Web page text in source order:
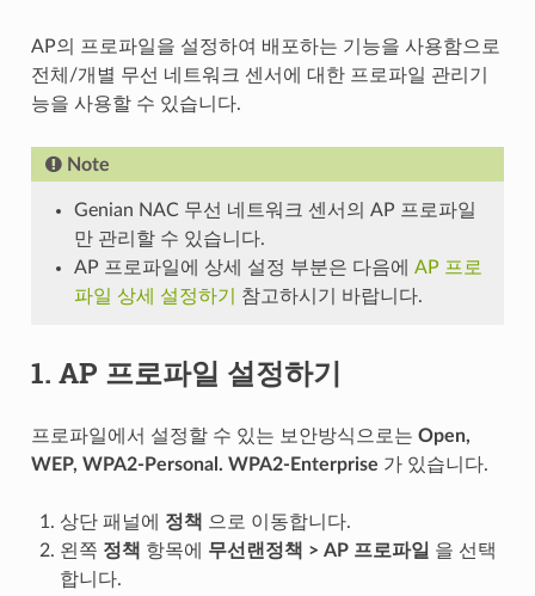
AP의 프로파일을 설정하여 배포하는 기능을 사용함으로
전체/개별 무선 네트워크 센서에 대한 프로파일 관리기
능을 사용할 수 있습니다.
Note
Genian NAC 무선 네트워크 센서의 AP 프로파일
만 관리할 수 있습니다.
AP 프로파일에 상세 설정 부분은 다음에 AP 프로
파일 상세 설정하기
참고하시기 바랍니다.
1. AP 프로파일 설정하기
프로파일에서 설정할 수 있는 보안방식으로는 Open,
WEP, WPA2-Personal. WPA2-Enterprise 가 있습니다.
상단 패널에 정책 으로 이동합니다.
왼쪽 정책 항목에 무선랜정책 > AP 프로파일 을 선택
합니다.